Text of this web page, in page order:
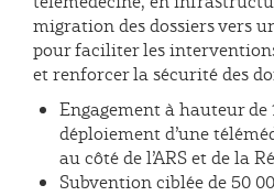
migration des dossiers vers
pour faciliter les
et renforcer la sécurité des
Engagement à hauteur de
déploiement d’une
au côté de l’ARS et de la
Subvention ciblée de 50